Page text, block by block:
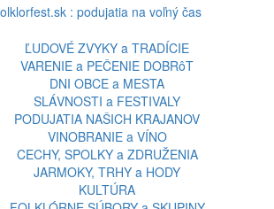
ĽUDOVÉ ZVYKY a TRADÍCIE
VARENIE a PEČENIE DOBRôT
DNI OBCE a MESTA
SLÁVNOSTI a FESTIVALY
PODUJATIA NAŠICH KRAJANOV
VINOBRANIE a VÍNO
CECHY, SPOLKY a ZDRUŽENIA
JARMOKY, TRHY a HODY
KULTÚRA